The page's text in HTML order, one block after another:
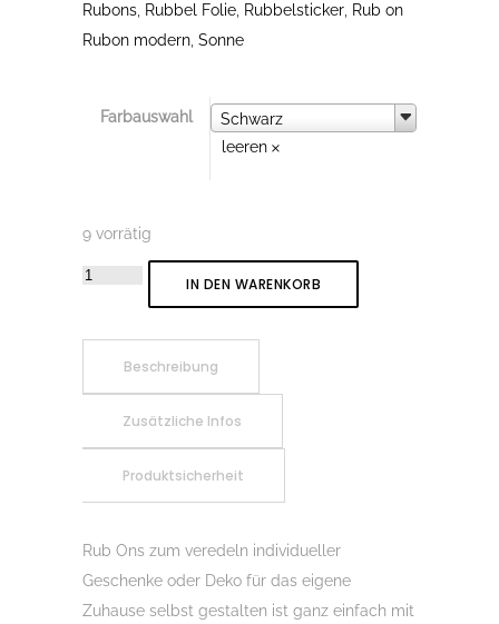
Rubons Rubbel Folie Rubbelsticker Rub on
Rubon modern Sonne
Farbauswahl Schwarz
Farbauswahl
leeren
9 vorrätig
Rub-
Ahoi
Rubon,
Randlos,
Ons,
Rubbelsticker,
für
IN DEN WARENKORB
Beschreibung
Zusätzliche Infos
Produktsicherheit
Rub Ons zum veredeln individueller
Geschenke oder Deko für das eigene
Zuhause selbst gestalten ist ganz einfach mit